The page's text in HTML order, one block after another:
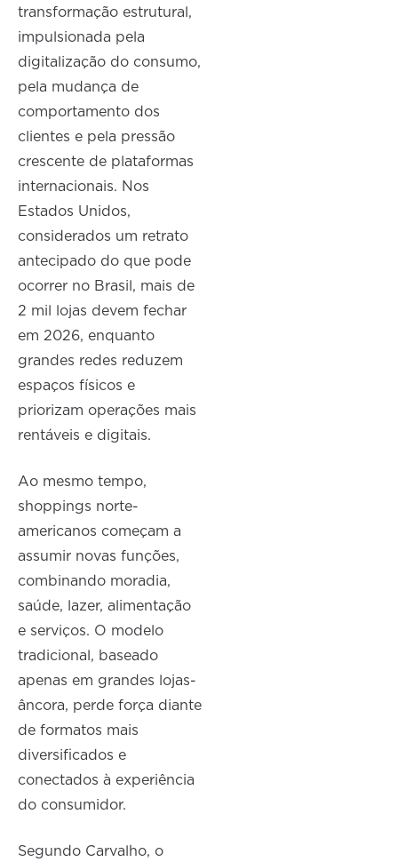
transformação estrutural,
impulsionada pela
digitalização do consumo,
pela mudança de
comportamento dos
clientes e pela pressão
crescente de plataformas
internacionais. Nos
Estados Unidos,
considerados um retrato
antecipado do que pode
ocorrer no Brasil, mais de
2 mil lojas devem fechar
em 2026, enquanto
grandes redes reduzem
espaços físicos e
priorizam operações mais
rentáveis e digitais.
Ao mesmo tempo,
shoppings norte-
americanos começam a
assumir novas funções,
combinando moradia,
saúde, lazer, alimentação
e serviços. O modelo
tradicional, baseado
apenas em grandes lojas-
âncora, perde força diante
de formatos mais
diversificados e
conectados à experiência
do consumidor.
Segundo Carvalho, o